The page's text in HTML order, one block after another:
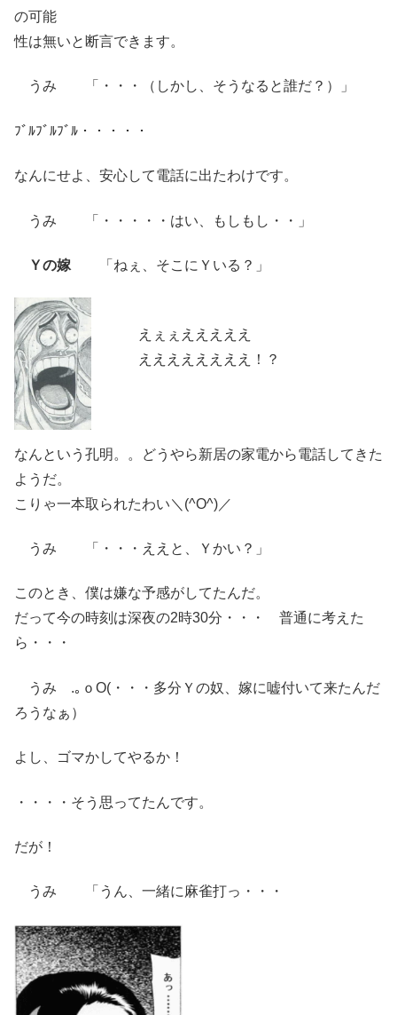
の可能
性は無いと断言できます。
うみ 「・・・（しかし、そうなると誰だ？）」
ﾌﾞﾙﾌﾞﾙﾌﾞﾙ・・・・・
なんにせよ、安心して電話に出たわけです。
うみ 「・・・・・はい、もしもし・・」
Ｙの嫁 「ねぇ、そこにＹいる？」
えぇぇえええええ
ええええええええ！？
なんという孔明。。どうやら新居の家電から電話してきた
ようだ。
こりゃ一本取られたわい＼(^O^)／
うみ 「・・・ええと、Ｙかい？」
このとき、僕は嫌な予感がしてたんだ。
だって今の時刻は深夜の2時30分・・・ 普通に考えた
ら・・・
うみ .｡ｏO(・・・多分Ｙの奴、嫁に嘘付いて来たんだ
ろうなぁ）
よし、ゴマかしてやるか！
・・・・そう思ってたんです。
だが！
うみ 「うん、一緒に麻雀打っ・・・